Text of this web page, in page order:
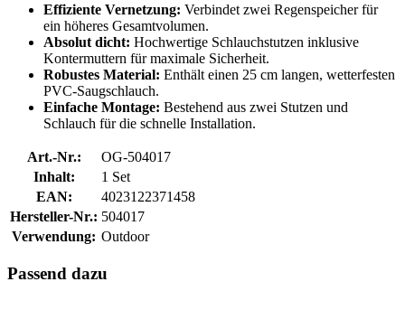
Effiziente Vernetzung: Verbindet zwei Regenspeicher für
ein höheres Gesamtvolumen.
Absolut dicht: Hochwertige Schlauchstutzen inklusive
Kontermuttern für maximale Sicherheit.
Robustes Material: Enthält einen 25 cm langen, wetterfesten
PVC-Saugschlauch.
Einfache Montage: Bestehend aus zwei Stutzen und
Schlauch für die schnelle Installation.
Art.-Nr.:
OG-504017
Inhalt:
1 Set
EAN:
4023122371458
Hersteller-Nr.: 504017
Verwendung: Outdoor
Passend dazu